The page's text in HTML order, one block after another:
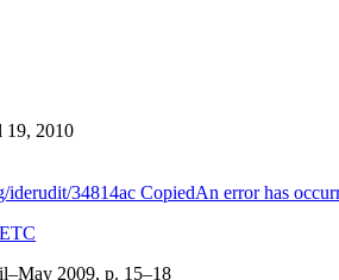
19, 2010
iderudit/34814ac CopiedAn error has
ETC
2009, p. 15–18